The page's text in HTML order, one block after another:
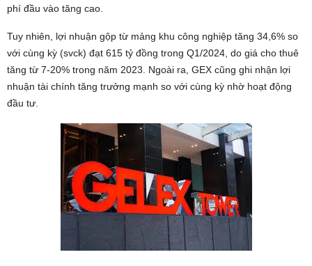
phí đầu vào tăng cao.
Tuy nhiên, lợi nhuận gộp từ mảng khu công nghiệp tăng 34,6% so
với cùng kỳ (svck) đạt 615 tỷ đồng trong Q1/2024, do giá cho thuê
tăng từ 7-20% trong năm 2023. Ngoài ra, GEX cũng ghi nhận lợi
nhuận tài chính tăng trưởng mạnh so với cùng kỳ nhờ hoạt động
đầu tư.